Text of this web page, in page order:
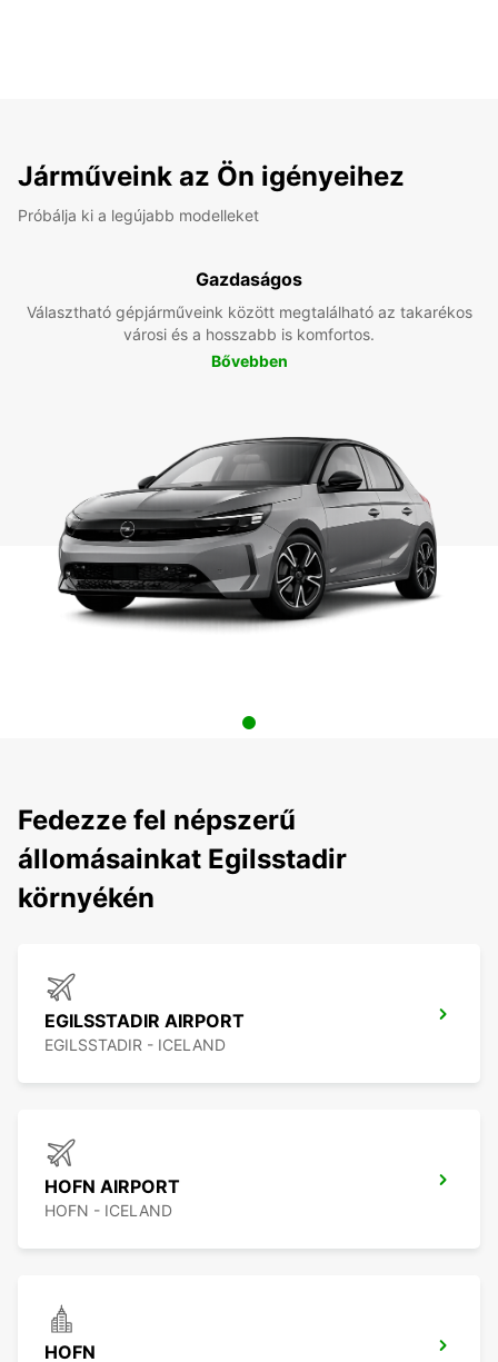
Járműveink az Ön igényeihez
Próbálja ki a legújabb modelleket
Gazdaságos
Választható gépjárműveink között megtalálható az takarékos
városi és a hosszabb is komfortos.
Bővebben
Fedezze fel népszerű
állomásainkat Egilsstadir
környékén
EGILSSTADIR AIRPORT
EGILSSTADIR - ICELAND
HOFN AIRPORT
HOFN - ICELAND
HOFN